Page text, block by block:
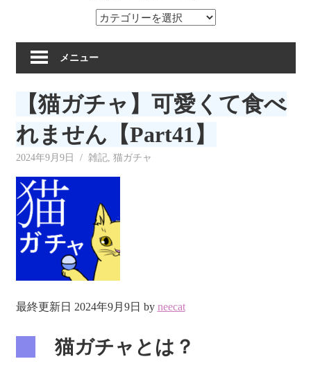
見
い
カ
ゴ
リ
ー
メニュー
【猫ガチャ】可愛くて食べ
れません【Part41】
2024年9月9日 neecat
雑記,猫ガチャ
最終更新日 2024年9月9日 by neecat
猫ガチャとは？